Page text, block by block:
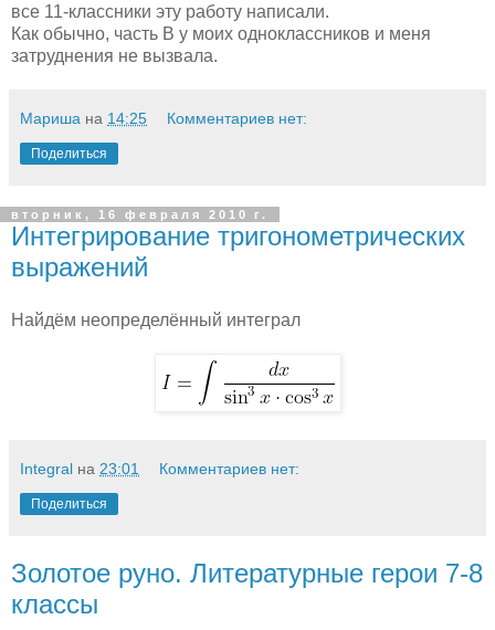
все 11-классники эту работу написали.
Как обычно, часть В у моих одноклассников и меня
затруднения не вызвала.
Мариша на 14:25 Комментариев нет:
Поделиться
вторник, 16 февраля 2010 г.
Интегрирование тригонометрических
выражений
Найдём неопределённый интеграл
Integral на 23:01 Комментариев нет:
Поделиться
Золотое руно. Литературные герои 7-8
классы